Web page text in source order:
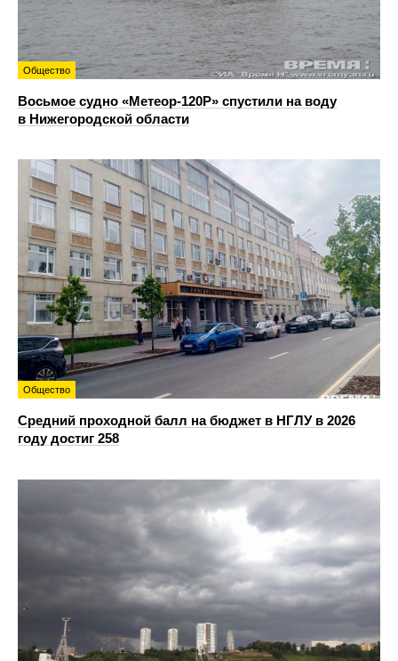
Общество
Восьмое судно «Метеор-120Р» спустили на воду
в Нижегородской области
Общество
Средний проходной балл на бюджет в НГЛУ в 2026
году достиг 258